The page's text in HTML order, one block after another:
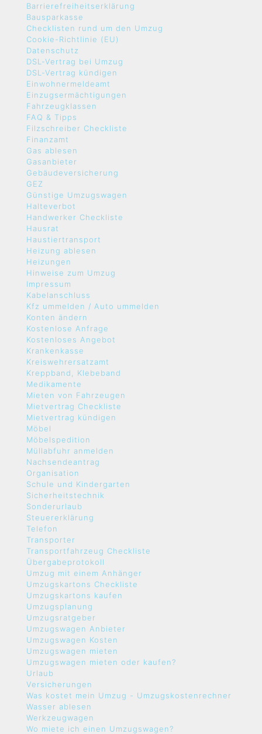
Barrierefreiheitserklärung
Bausparkasse
Checklisten rund um den Umzug
Cookie-Richtlinie (EU)
Datenschutz
DSL-Vertrag bei Umzug
DSL-Vertrag kündigen
Einwohnermeldeamt
Einzugsermächtigungen
Fahrzeugklassen
FAQ & Tipps
Filzschreiber Checkliste
Finanzamt
Gas ablesen
Gasanbieter
Gebäudeversicherung
GEZ
Günstige Umzugswagen
Halteverbot
Handwerker Checkliste
Hausrat
Haustiertransport
Heizung ablesen
Heizungen
Hinweise zum Umzug
Impressum
Kabelanschluss
Kfz ummelden / Auto ummelden
Konten ändern
Kostenlose Anfrage
Kostenloses Angebot
Krankenkasse
Kreiswehrersatzamt
Kreppband, Klebeband
Medikamente
Mieten von Fahrzeugen
Mietvertrag Checkliste
Mietvertrag kündigen
Möbel
Möbelspedition
Müllabfuhr anmelden
Nachsendeantrag
Organisation
Schule und Kindergarten
Sicherheitstechnik
Sonderurlaub
Steuererklärung
Telefon
Transporter
Transportfahrzeug Checkliste
Übergabeprotokoll
Umzug mit einem Anhänger
Umzugskartons Checkliste
Umzugskartons kaufen
Umzugsplanung
Umzugsratgeber
Umzugswagen Anbieter
Umzugswagen Kosten
Umzugswagen mieten
Umzugswagen mieten oder kaufen?
Urlaub
Versicherungen
Was kostet mein Umzug - Umzugskostenrechner
Wasser ablesen
Werkzeugwagen
Wo miete ich einen Umzugswagen?